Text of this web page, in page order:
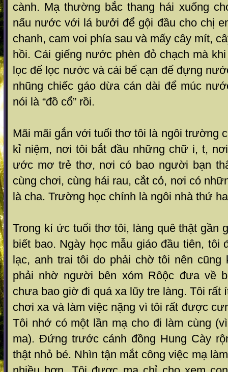
cành. Mạ thường bắc thang hái xuống
nấu nước với lá bưởi để gội đầu cho chị
chanh, cam voi phía sau và mấy cây mít,
hồi. Cái giếng nước phèn đỏ chạch mà
lọc để lọc nước và cái bể cạn để đựng
nhũng chiếc gáo dừa cán dài để múc
nói là “đồ cổ” rồi.
Mãi mãi gắn với tuổi thơ tôi là ngôi trường
kỉ niệm, nơi tôi bắt đầu những chữ i, t,
ước mơ trẻ thơ, nơi có bao người bạn
cùng chơi, cùng hái rau, cắt cỏ, nơi có
là cha. Trường học chính là ngôi nhà thứ
Trong kí ức tuổi thơ tôi, làng quê thật gần
biết bao. Ngày học mẫu giáo đầu tiên, tôi
lạc, anh trai tôi do phải chờ tôi nên cũng
phải nhờ người bên xóm Rôộc đưa về
chưa bao giờ đi quá xa lũy tre làng. Tôi rất
chơi xa và làm việc nặng vì tôi rất được
Tôi nhớ có một lần mạ cho đi làm cùng
ma). Đứng trước cánh đồng Hung Cày
thật nhỏ bé. Nhìn tận mắt công việc mạ